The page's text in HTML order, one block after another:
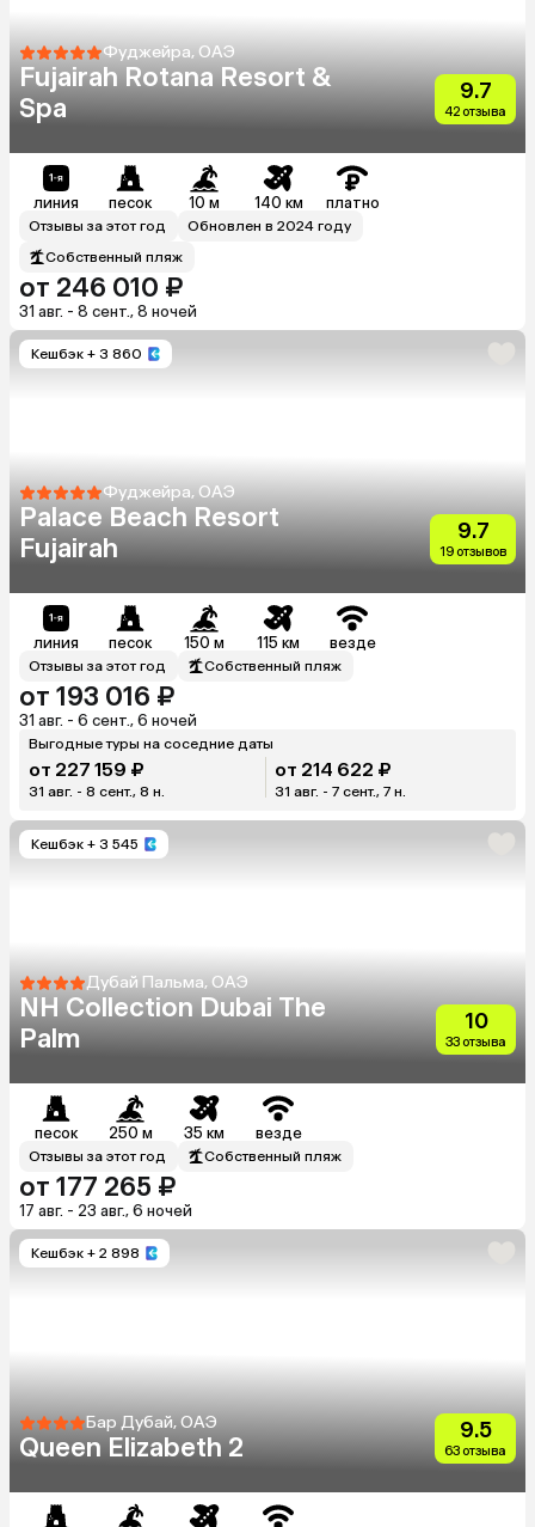
Фуджейра, ОАЭ
Fujairah Rotana Resort &
Spa
9.7
42 отзыва
линия песок 10 м 140 км платно
Отзывы за этот год
Обновлен в 2024 году
Собственный пляж
от 246 010 ₽
31 авг. - 8 сент., 8 ночей
Кешбэк + 3 860
Фуджейра, ОАЭ
Palace Beach Resort
Fujairah
9.7
19 отзывов
линия песок 150 м 115 км везде
Отзывы за этот год Собственный пляж
от 193 016 ₽
31 авг. - 6 сент., 6 ночей
Выгодные туры на соседние даты
от 227 159 ₽
31 авг. - 8 сент., 8 н.
от 214 622 ₽
31 авг. - 7 сент., 7 н.
Кешбэк + 3 545
Дубай Пальма, ОАЭ
NH Collection Dubai The
Palm
10
33 отзыва
песок 250 м 35 км везде
Отзывы за этот год Собственный пляж
от 177 265 ₽
17 авг. - 23 авг., 6 ночей
Кешбэк + 2 898
Бар Дубай, ОАЭ
Queen Elizabeth 2
9.5
63 отзыва